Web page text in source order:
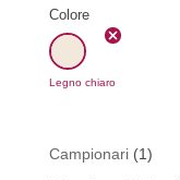
Colore
Legno chiaro
Campionari 11